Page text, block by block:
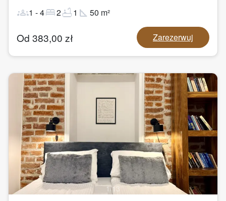
groups1 -4bed2bathtub1 square_foot 50 m²
Od 383,00 zł Zarezerwuj
1 /13